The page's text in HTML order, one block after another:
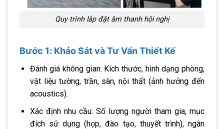
Quy trình lắp đặt âm thanh hội nghị
Bước 1: Khảo Sát và Tư Vấn Thiết Kế
Đánh giá không gian: Kích thước, hình dạng phòng,
vật liệu tường, trần, sàn, nội thất (ảnh hưởng đến
acoustics).
Xác định nhu cầu: Số lượng người tham gia, mục
đích sử dụng (họp, đào tạo, thuyết trình), ngân